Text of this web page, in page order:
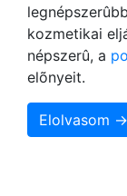
kozmetikai
népszerû, a
elõnyeit.
Elolvasom →